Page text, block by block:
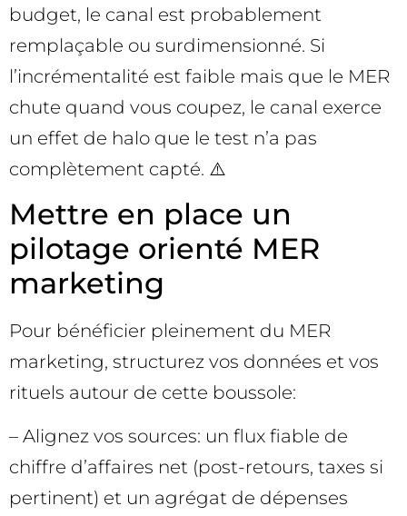
budget, le canal est probablement
remplaçable ou surdimensionné. Si
l’incrémentalité est faible mais que le MER
chute quand vous coupez, le canal exerce
un effet de halo que le test n’a pas
complètement capté. ⚠️
Mettre en place un
pilotage orienté MER
marketing
Pour bénéficier pleinement du MER
marketing, structurez vos données et vos
rituels autour de cette boussole:
– Alignez vos sources: un flux fiable de
chiffre d’affaires net (post-retours, taxes si
pertinent) et un agrégat de dépenses